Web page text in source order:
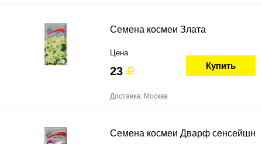
Семена космеи Злата
Цена
23 Купить
Доставка: Москва
Семена космеи Дварф сенсейшн